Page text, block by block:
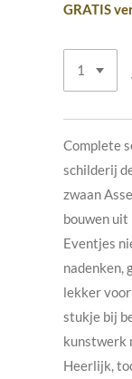
GRATIS
Complete
schilderij
zwaan
bouwen uit
Eventjes
nadenken,
lekker
stukje bij
kunstwerk
Heerlijk,